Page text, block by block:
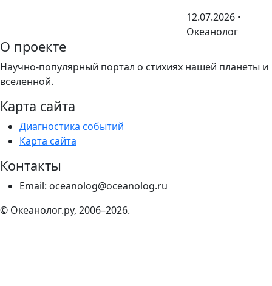
12.07.2026 •
Океанолог
О проекте
Научно-популярный портал о стихиях нашей планеты и
вселенной.
Карта сайта
Диагностика событий
Карта сайта
Контакты
Email: oceanolog@oceanolog.ru
© Океанолог.ру, 2006–2026.